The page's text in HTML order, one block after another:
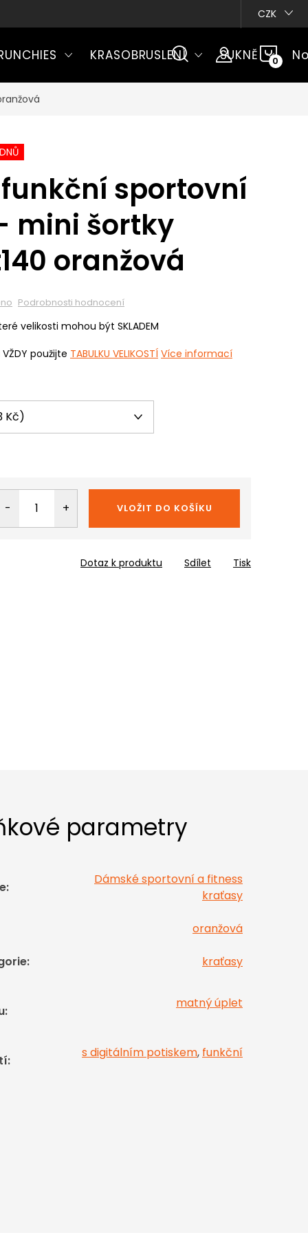
CZK
KRASOBRUSLENÍ SUKNĚ
sportovní
mini šortky
oranžová
Podrobnosti hodnocení
velikosti mohou být SKLADEM
použijte TABULKU VELIKOSTÍ Více informací
VLOŽIT DO KOŠÍKU
Tisk
Dotaz k produktu Sdílet
parametry
:
Dámské sportovní a fitness
kraťasy
oranžová
: kraťasy
:
matný úplet
:
s digitálním potiskem, funkční